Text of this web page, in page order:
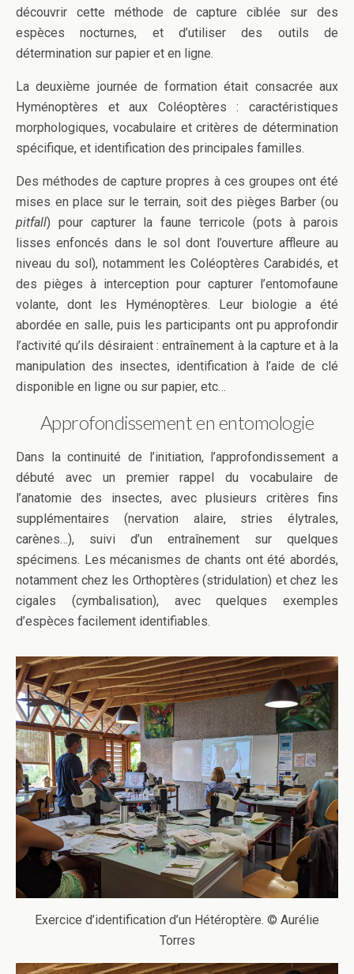
découvrir cette méthode de capture ciblée sur des
espèces nocturnes, et d’utiliser des outils de
détermination sur papier et en ligne.
La deuxième journée de formation était consacrée aux
Hyménoptères et aux Coléoptères : caractéristiques
morphologiques, vocabulaire et critères de détermination
spécifique, et identification des principales familles.
Des méthodes de capture propres à ces groupes ont été
mises en place sur le terrain, soit des pièges Barber (ou
pitfall) pour capturer la faune terricole (pots à parois
lisses enfoncés dans le sol dont l’ouverture affleure au
niveau du sol), notamment les Coléoptères Carabidés, et
des pièges à interception pour capturer l’entomofaune
volante, dont les Hyménoptères. Leur biologie a été
abordée en salle, puis les participants ont pu approfondir
l’activité qu’ils désiraient : entraînement à la capture et à la
manipulation des insectes, identification à l’aide de clé
disponible en ligne ou sur papier, etc…
Approfondissement en entomologie
Dans la continuité de l’initiation, l’approfondissement a
débuté avec un premier rappel du vocabulaire de
l’anatomie des insectes, avec plusieurs critères fins
supplémentaires (nervation alaire, stries élytrales,
carènes…), suivi d’un entraînement sur quelques
spécimens. Les mécanismes de chants ont été abordés,
notamment chez les Orthoptères (stridulation) et chez les
cigales (cymbalisation), avec quelques exemples
d’espèces facilement identifiables.
Exercice d’identification d’un Hétéroptère. © Aurélie
Torres